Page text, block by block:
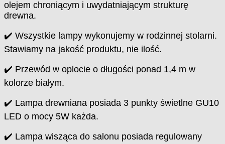
olejem chroniącym i uwydatniającym strukturę
drewna.
✔️ Wszystkie lampy wykonujemy w rodzinnej stolarni.
Stawiamy na jakość produktu, nie ilość.
✔️ Przewód w oplocie o długości ponad 1,4 m w
kolorze białym.
✔️ Lampa drewniana posiada 3 punkty świetlne GU10
LED o mocy 5W każda.
✔️ Lampa wisząca do salonu posiada regulowany